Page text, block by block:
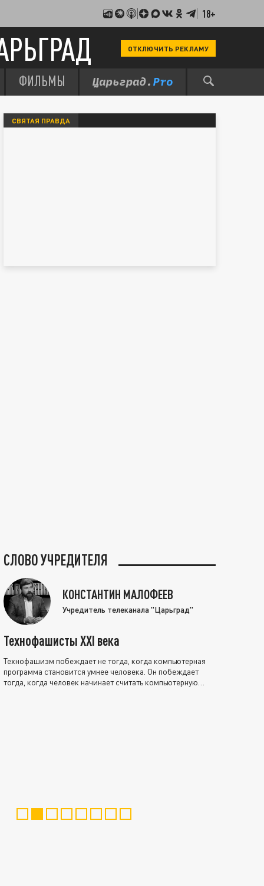
18+
ОТКЛЮЧИТЬ РЕКЛАМУ
ФИЛЬМЫ
СВЯТАЯ ПРАВДА
СЛОВО УЧРЕДИТЕЛЯ
КОНСТАНТИН МАЛОФЕЕВ
Учредитель телеканала "Царьград"
Технофашисты XXI века
Технофашизм побеждает не тогда, когда компьютерная
программа становится умнее человека. Он побеждает
тогда, когда человек начинает считать компьютерную